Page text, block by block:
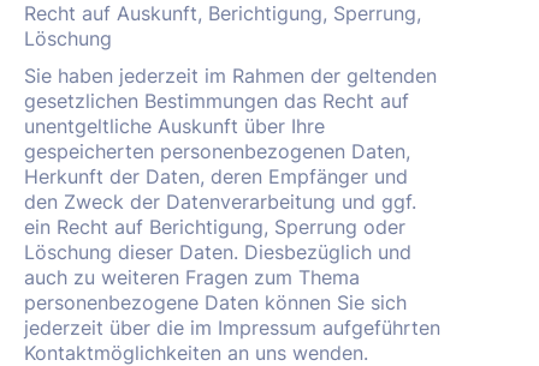
Recht auf Auskunft, Berichtigung, Sperrung,
Löschung
Sie haben jederzeit im Rahmen der geltenden
gesetzlichen Bestimmungen das Recht auf
unentgeltliche Auskunft über Ihre
gespeicherten personenbezogenen Daten,
Herkunft der Daten, deren Empfänger und
den Zweck der Datenverarbeitung und ggf.
ein Recht auf Berichtigung, Sperrung oder
Löschung dieser Daten. Diesbezüglich und
auch zu weiteren Fragen zum Thema
personenbezogene Daten können Sie sich
jederzeit über die im Impressum aufgeführten
Kontaktmöglichkeiten an uns wenden.